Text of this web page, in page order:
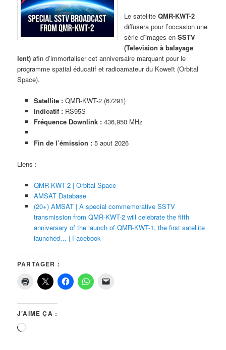
Le satelliteQMR-KWT-2
diffusera pour l’occasion une
série d’images enSSTV
(Television à balayage
lent) afin d’immortaliser cet anniversaire marquant pour le
programme spatial éducatif et radioamateur du Koweït (Orbital
Space).
Satellite :QMR-KWT-2 (67291)
Indicatif :RS95S
Fréquence Downlink :436,950 MHz
Fin de l’émission :5 aout 2026
Liens :
QMR-KWT-2 | Orbital Space
AMSAT Database
(20+) AMSAT | A special commemorative SSTV
transmission from QMR-KWT-2 will celebrate the fifth
anniversary of the launch of QMR-KWT-1, the first satellite
launched… | Facebook
PARTAGER :
J’AIME ÇA :
Chargement…